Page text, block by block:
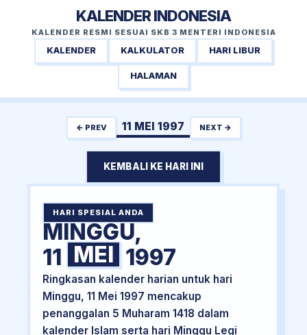
KALENDER INDONESIA
KALENDER RESMI SESUAI SKB 3 MENTERI INDONESIA
KALENDER KALKULATOR HARI LIBUR
HALAMAN
← PREV 11 MEI 1997 NEXT →
KEMBALI KE HARI INI
HARI SPESIAL ANDA
MINGGU,
11 MEI 1997
Ringkasan kalender harian untuk hari
Minggu, 11 Mei 1997 mencakup
penanggalan 5 Muharam 1418 dalam
kalender Islam serta hari Minggu Legi